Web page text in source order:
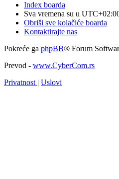
Index boarda
Sva vremena su u
Obriši sve kolačiće boarda
Kontaktirajte nas
Pokreće ga phpBB® Forum
Prevod - www.CyberCom.rs
Privatnost | Uslovi